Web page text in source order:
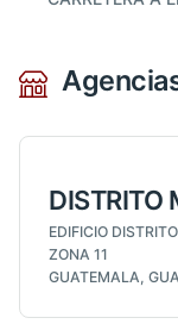
DISTRITO
EDIFICIO
ZONA 11
GUATEMALA,